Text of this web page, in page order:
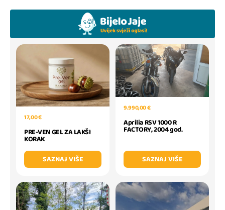
17,00 €
PRE-VEN GEL ZA LAKŠI
KORAK
SAZNAJ VIŠE
9.990,00 €
Aprilia RSV 1000 R
FACTORY, 2004 god.
SAZNAJ VIŠE